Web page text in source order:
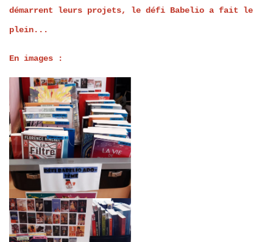
démarrent leurs projets, le défi Babelio a fait le
plein...
En images :